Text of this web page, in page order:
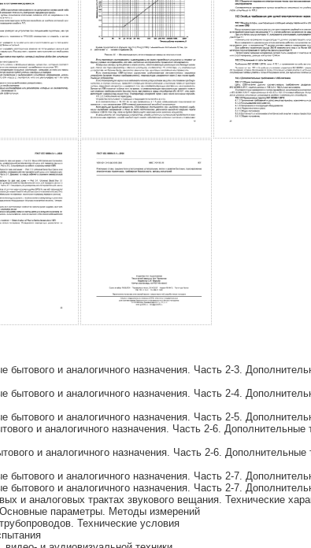
бытового и аналогичного назначения. Часть 2-3.
бытового и аналогичного назначения. Часть 2-4.
бытового и аналогичного назначения. Часть 2-5.
и аналогичного назначения. Часть 2-6.
и аналогичного назначения. Часть 2-6.
бытового и аналогичного назначения. Часть 2-7.
бытового и аналогичного назначения. Часть 2-7.
и аналоговых трактах звукового вещания. Технические
параметры. Методы измерений
Технические условия